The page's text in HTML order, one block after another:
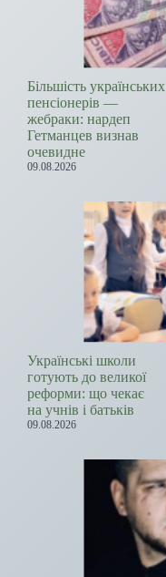
Більшість українських
пенсіонерів —
жебраки: нардеп
Гетманцев визнав
очевидне
09.08.2026
Українські школи
готують до великої
реформи: що чекає
на учнів і батьків
09.08.2026